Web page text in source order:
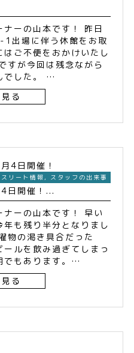
ーの山本です！ 昨日
1出場に伴う休館をお取
ご不便をおかけいたし
すが今回は残念ながら
でした。 …
る
スリート情報 , スタッフの出来事
日開催！...
ナーの山本です！ 早い
も残り半分となりまし
物の渇き具合だった
ルを飲み過ぎてしまっ
でもあります。…
る